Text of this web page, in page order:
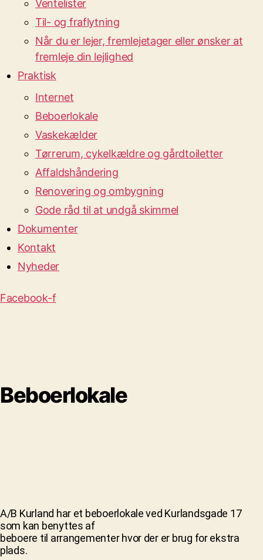
Ventelister
Til- og fraflytning
Når du er lejer, fremlejetager eller ønsker at
fremleje din lejlighed
Praktisk
Internet
Beboerlokale
Vaskekælder
Tørrerum, cykelkældre og gårdtoiletter
Affaldshåndering
Renovering og ombygning
Gode råd til at undgå skimmel
Dokumenter
Kontakt
Nyheder
Facebook-f
Beboerlokale
A/B Kurland har et beboerlokale ved Kurlandsgade 17
som kan benyttes af
beboere til arrangementer hvor der er brug for ekstra
plads.